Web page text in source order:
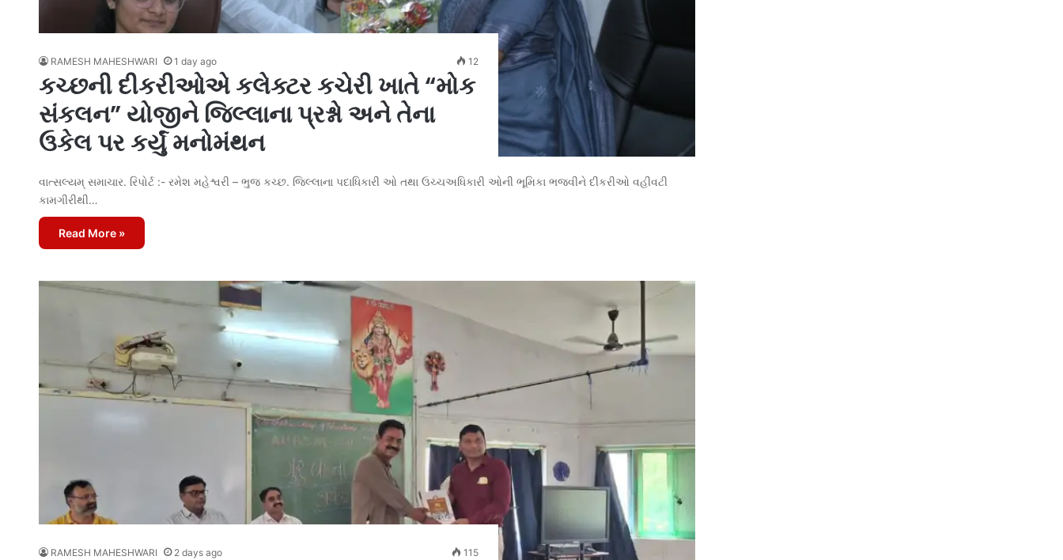
RAMESH MAHESHWARI 1 day ago 12
કચ્છની દીકરીઓએ કલેક્ટર કચેરી ખાતે “મોક
સંકલન” યોજીને જિલ્લાના પ્રશ્નો અને તેના
ઉકેલ પર કર્યું મનોમંથન
વાત્સલ્યમ્ સમાચાર. રિપોર્ટ :- રમેશ મહેશ્વરી – ભુજ કચ્છ. જિલ્લાના પદાધિકારી ઓ તથા ઉચ્ચઅધિકારી ઓની ભૂમિકા ભજવીને દીકરીઓ વહીવટી
કામગીરીથી…
Read More »
RAMESH MAHESHWARI 2 days ago 115